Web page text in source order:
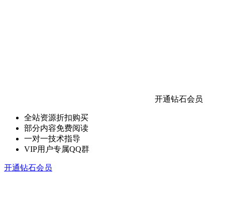
开通钻石会员
全站资源折扣购买
部分内容免费阅读
一对一技术指导
VIP用户专属QQ群
开通钻石会员